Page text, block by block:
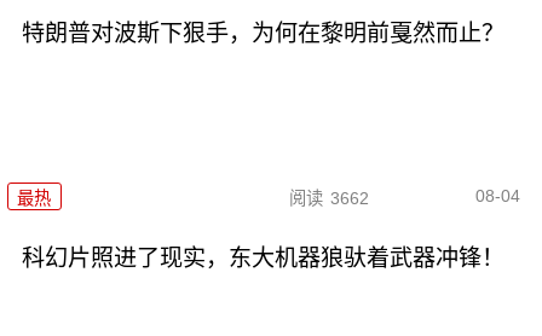
特朗普对波斯下狠手，为何在黎明前戛然而止？
最热 阅读 3662 08-04
科幻片照进了现实，东大机器狼驮着武器冲锋！